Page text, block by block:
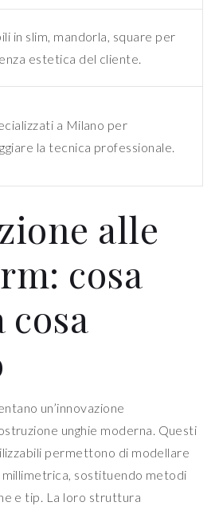
in slim, mandorla, square per
estetica del cliente.
a Milano per
la tecnica professionale.
alle
cosa
cosa
un’innovazione
unghie moderna. Questi
permettono di modellare
millimetrica, sostituendo metodi
e tip. La loro struttura